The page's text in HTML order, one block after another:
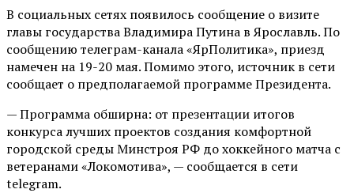
В социальных сетях появилось сообщение о визите
главы государства Владимира Путина в Ярославль. По
сообщению телеграм-канала «ЯрПолитика», приезд
намечен на 19-20 мая. Помимо этого, источник в сети
сообщает о предполагаемой программе Президента.
— Программа обширна: от презентации итогов
конкурса лучших проектов создания комфортной
городской среды Минстроя РФ до хоккейного матча с
ветеранами «Локомотива», — сообщается в сети
telegram.